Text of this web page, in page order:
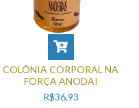
COLÔNIA CORPORAL NA
FORÇA ANODAI
R$36,93